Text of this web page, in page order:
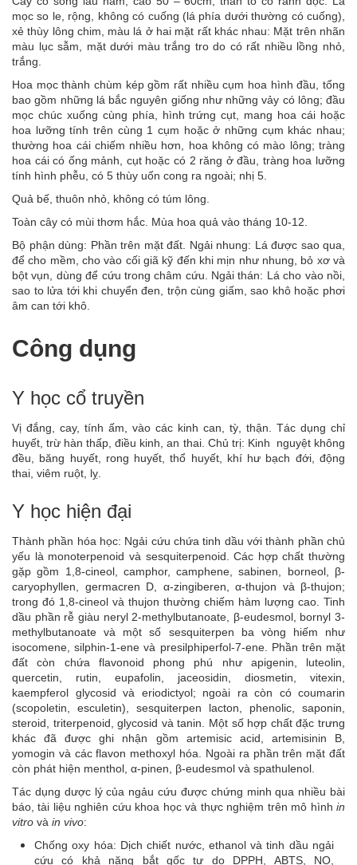
mọc so le, rộng, không có cuống (lá phía dưới thường có cuống),
xẻ thùy lông chim, màu lá ở hai mặt rất khác nhau: Mặt trên nhãn
màu lục sẫm, mặt dưới màu trắng tro do có rất nhiều lồng nhỏ,
trắng.
Hoa mọc thành chùm kép gồm rất nhiều cụm hoa hình đầu, tổng
bao gồm những lá bắc nguyên giống như những vảy có lông; đầu
mọc chúc xuống cùng phía, hình trứng cụt, mang hoa cái hoặc
hoa lưỡng tính trên cùng 1 cụm hoặc ở những cụm khác nhau;
thường hoa cái chiếm nhiều hơn, hoa không có mào lông; tràng
hoa cái có ống mảnh, cụt hoặc có 2 răng ở đầu, tràng hoa lưỡng
tính hình phễu, có 5 thùy uốn cong ra ngoài; nhị 5.
Quả bế, thuôn nhỏ, không có túm lông.
Toàn cây có mùi thơm hắc. Mùa hoa quả vào tháng 10-12.
Bộ phận dùng: Phần trên mặt đất. Ngải nhung: Lá được sao qua,
để cho mềm, cho vào cối giã kỹ đến khi mịn như nhung, bỏ xơ và
bột vụn, dùng để cứu trong châm cứu. Ngải thán: Lá cho vào nồi,
sao to lửa tới khi chuyển đen, trộn cùng giấm, sao khô hoặc phơi
âm can tới khô.
Công dụng
Y học cổ truyền
Vị đắng, cay, tính ấm, vào các kinh can, tỳ, thận. Tác dụng chỉ
huyết, trừ hàn thấp, điều kinh, an thai. Chủ trị: Kinh nguyệt không
đều, băng huyết, rong huyết, thổ huyết, khí hư bạch đới, động
thai, viêm ruột, lỵ.
Y học hiện đại
Thành phần hóa học: Ngải cứu chứa tinh dầu với thành phần chủ
yếu là monoterpenoid và sesquiterpenoid. Các hợp chất thường
gặp gồm 1,8-cineol, camphor, camphene, sabinen, borneol, β-
caryophyllen, germacren D, α-zingiberen, α-thujon và β-thujon;
trong đó 1,8-cineol và thujon thường chiếm hàm lượng cao. Tinh
dầu phần rễ giàu neryl 2-methylbutanoate, β-eudesmol, bornyl 3-
methylbutanoate và một số sesquiterpen ba vòng hiếm như
isocomene, silphin-1-ene và presilphiperfol-7-ene. Phần trên mặt
đất còn chứa flavonoid phong phú như apigenin, luteolin,
quercetin, rutin, eupafolin, jaceosidin, diosmetin, vitexin,
kaempferol glycosid và eriodictyol; ngoài ra còn có coumarin
(scopoletin, esculetin), sesquiterpen lacton, phenolic, saponin,
steroid, triterpenoid, glycosid và tanin. Một số hợp chất đặc trưng
khác đã được ghi nhận gồm artemisic acid, artemisinin B,
yomogin và các flavon methoxyl hóa. Ngoài ra phần trên mặt đất
còn phát hiện menthol, α-pinen, β-eudesmol và spathulenol.
Tác dụng dược lý của ngảu cứu được chứng minh qua nhiều bài
báo, tài liệu nghiên cứu khoa học và thực nghiệm trên mô hình in
vitro và in vivo:
Chống oxy hóa: Dịch chiết nước, ethanol và tinh dầu ngải
cứu có khả năng bắt gốc tự do DPPH, ABTS, NO,